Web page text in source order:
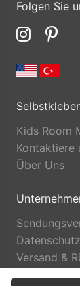
Folgen Sie
Kids Room
Kontaktiere
Über Uns
Versand &